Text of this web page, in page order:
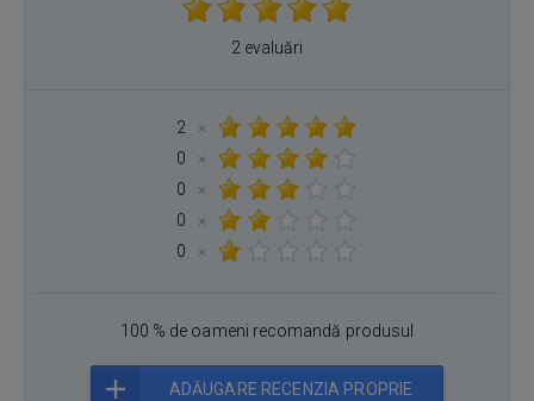
2 evaluări
2
×
0
×
0
×
0
×
0
×
100 % de oameni recomandă produsul
ADĂUGARE RECENZIA PROPRIE